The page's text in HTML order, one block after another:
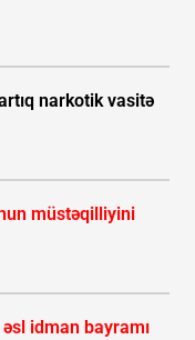
narkotik vasitə
müstəqilliyini
idman bayramı